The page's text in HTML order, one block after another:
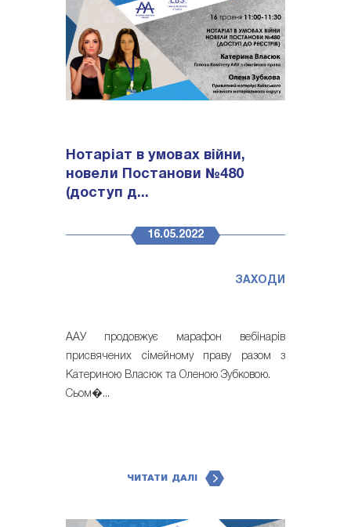
Нотаріат в умовах війни,
новели Постанови №480
(доступ д...
16.05.2022
ЗАХОДИ
ААУ продовжує марафон вебінарів
присвячених сімейному праву разом з
Катериною Власюк та Оленою Зубковою.
Сьом�...
ЧИТАТИ ДАЛІ